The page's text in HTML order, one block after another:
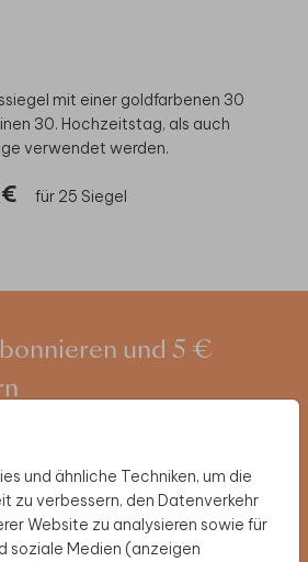
und ähnliche Techniken, um die
zu verbessern, den Datenverkehr
Website zu analysieren sowie für
soziale Medien (anzeigen
mit einer goldfarbenen 30
30. Hochzeitstag, als auch
verwendet werden.
für 25 Siegel
und 5 €
Newsletter an und entdecke
aus unserer Produktwelt. Als
5 € Rabatt auf deine nächste